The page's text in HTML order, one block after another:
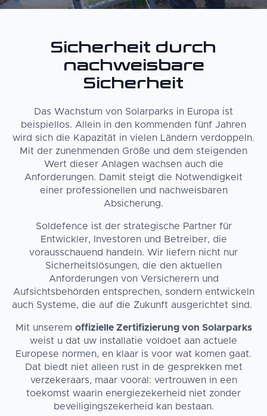
Sicherheit durch
nachweisbare
Sicherheit
Das Wachstum von Solarparks in Europa ist
beispiellos. Allein in den kommenden fünf Jahren
wird sich die Kapazität in vielen Ländern verdoppeln.
Mit der zunehmenden Größe und dem steigenden
Wert dieser Anlagen wachsen auch die
Anforderungen. Damit steigt die Notwendigkeit
einer professionellen und nachweisbaren
Absicherung.
Soldefence ist der strategische Partner für
Entwickler, Investoren und Betreiber, die
vorausschauend handeln. Wir liefern nicht nur
Sicherheitslösungen, die den aktuellen
Anforderungen von Versicherern und
Aufsichtsbehörden entsprechen, sondern entwickeln
auch Systeme, die auf die Zukunft ausgerichtet sind.
Mit unserem offizielle Zertifizierung von Solarparks
weist u dat uw installatie voldoet aan actuele
Europese normen, en klaar is voor wat komen gaat.
Dat biedt niet alleen rust in de gesprekken met
verzekeraars, maar vooral: vertrouwen in een
toekomst waarin energiezekerheid niet zonder
beveiligingszekerheid kan bestaan.